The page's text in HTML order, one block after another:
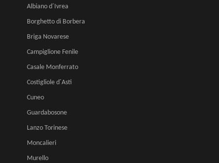
Albiano d´Ivrea
Borghetto di Borbera
Briga Novarese
Campiglione Fenile
Casale Monferrato
Costigliole d´Asti
Cuneo
Guardabosone
Lanzo Torinese
Moncalieri
Murello